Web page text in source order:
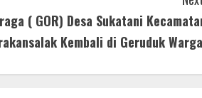
( GOR) Desa Sukatani
Kembali di Geruduk